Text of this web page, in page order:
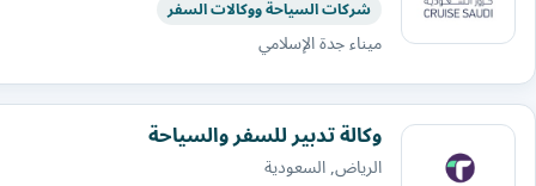
شركات السياحة ووكالات السفر
ميناء جدة الإسلامي
وكالة تدبير للسفر والسياحة
الرياض, السعودية